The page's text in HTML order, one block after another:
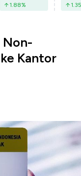
1.88% 1.35
Non-
Kantor